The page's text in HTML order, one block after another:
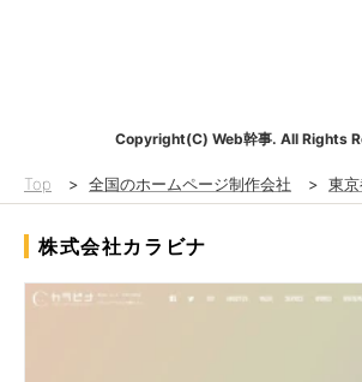
Copyright(C) Web幹事. All Rights
Top > 全国のホームページ制作会社 > 東
株式会社カラビナ